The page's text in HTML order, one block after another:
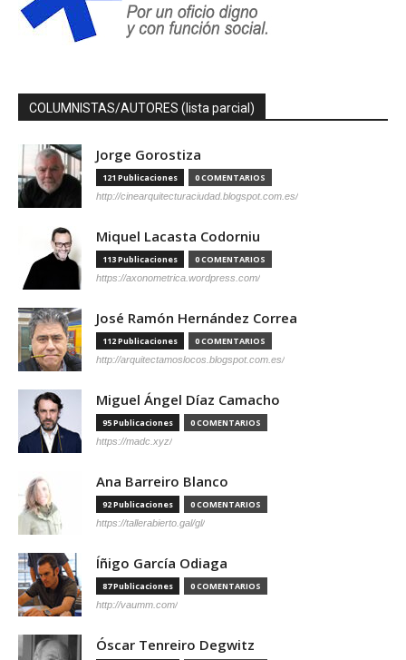
COLUMNISTAS/AUTORES (lista parcial)
Jorge Gorostiza
121 Publicaciones 0 COMENTARIOS
http://cinearquitecturaciudad.blogspot.com.es/
Miquel Lacasta Codorniu
113 Publicaciones 0 COMENTARIOS
https://axonometrica.wordpress.com/
José Ramón Hernández Correa
112 Publicaciones 0 COMENTARIOS
http://arquitectamoslocos.blogspot.com.es/
Miguel Ángel Díaz Camacho
95 Publicaciones 0 COMENTARIOS
https://madc.xyz/
Ana Barreiro Blanco
92 Publicaciones 0 COMENTARIOS
https://tallerabierto.gal/gl/
Íñigo García Odiaga
87 Publicaciones 0 COMENTARIOS
http://vaumm.com/
Óscar Tenreiro Degwitz